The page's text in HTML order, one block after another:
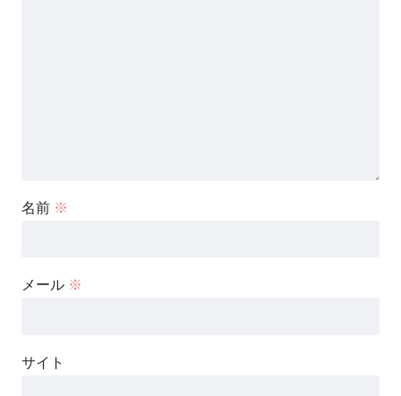
名前 ※
メール ※
サイト